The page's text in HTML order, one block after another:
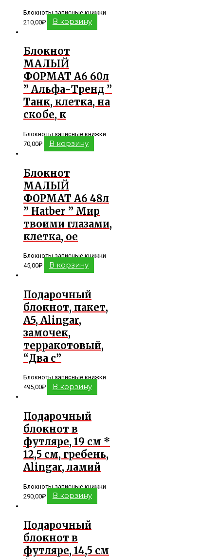
Блокноты записные книжки
210,00₽ В корзину
Блокнот
МАЛЫЙ
ФОРМАТ А6 60л
” Альфа-Тренд ”
Танк, клетка, на
скобе, к
Блокноты записные книжки
70,00₽ В корзину
Блокнот
МАЛЫЙ
ФОРМАТ А6 48л
” Hatber ” Мир
твоими глазами,
клетка, ое
Блокноты записные книжки
45,00₽ В корзину
Подарочный
блокнот, пакет,
А5, Alingar,
замочек,
терракотовый,
“Два с”
Блокноты записные книжки
495,00₽ В корзину
Подарочный
блокнот в
футляре, 19 см *
12,5 см, гребень,
Alingar, ламий
Блокноты записные книжки
290,00₽ В корзину
Подарочный
блокнот в
футляре, 14,5 см